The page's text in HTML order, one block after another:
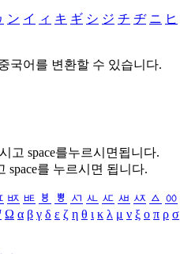
ン イ ィ キ ギ シ ジ チ ヂ ニ ヒ
국어를 변환할 수 있습니다.
고 space를누르시면됩니다.
space를 누르시면 됩니다.
ㅶ ㅷ ㅸ ㅹ ㅺ ㅻ ㅼ ㅽ ㅾ ㅿ ㆀ
Ω α β γ δ ε ζ η θ ι κ λ μ ν ξ ο π ρ σ